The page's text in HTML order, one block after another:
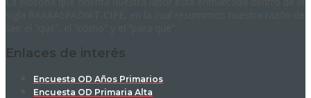
Enlaces de interés
Encuesta OD Años Primarios
Encuesta OD Primaria Alta